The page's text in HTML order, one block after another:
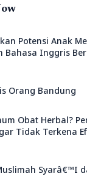
Potensi Anak
Bahasa Inggris
Orang Bandung
Obat Herbal?
Tidak Terkena
Syarâ€™I